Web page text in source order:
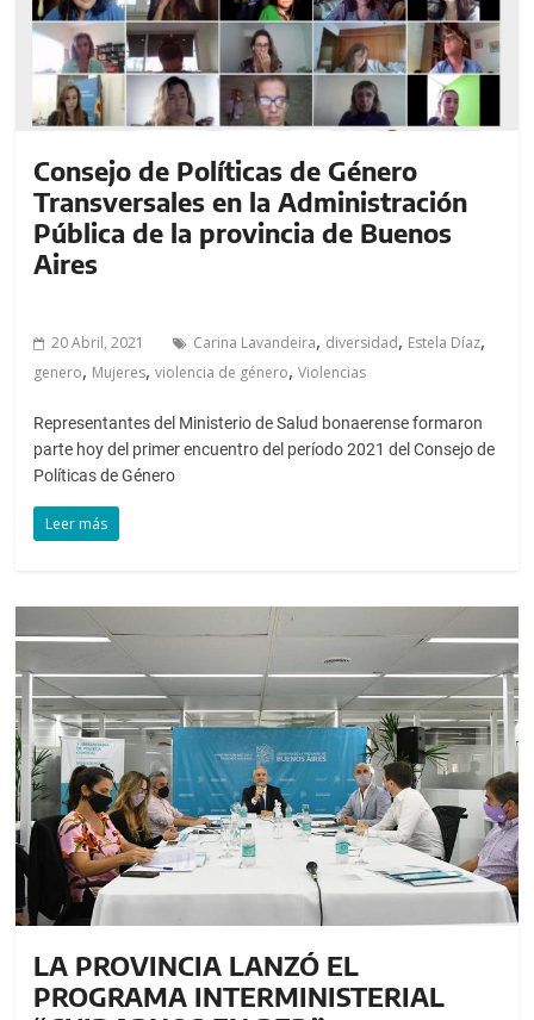
Consejo de Políticas de Género
Transversales en la Administración
Pública de la provincia de Buenos
Aires
20 Abril, 2021 Carina Lavandeira, diversidad, Estela Díaz,
genero, Mujeres,violencia de género,Violencias
Representantes del Ministerio de Salud bonaerense formaron
parte hoy del primer encuentro del período 2021 del Consejo de
Políticas de Género
Leer más
LA PROVINCIA LANZÓ EL
PROGRAMA INTERMINISTERIAL